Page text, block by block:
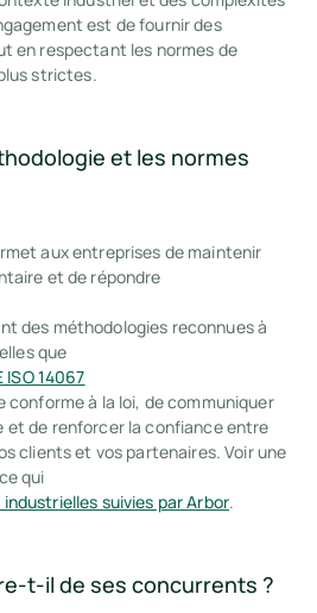
est de fournir des
en respectant les normes de
strictes.
et les normes
aux entreprises de maintenir
et de répondre
des méthodologies reconnues à
que
ISO 14067
conforme à la loi, de communiquer
et de renforcer la confiance entre
clients et vos partenaires. Voir une
qui
suivies par Arbor.
t-il de ses concurrents ?